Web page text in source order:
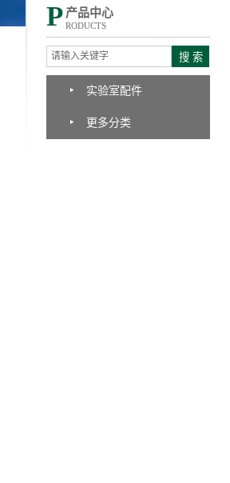
P 产品中心
RODUCTS
实验室配件
更多分类